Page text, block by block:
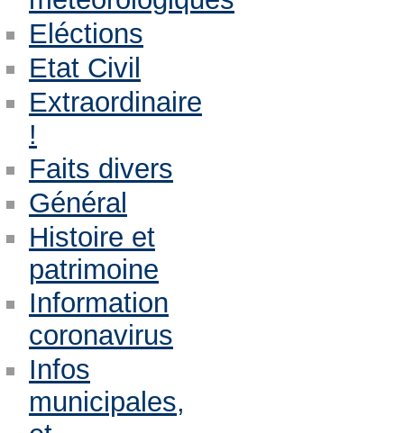
Eléctions
Etat Civil
Extraordinaire
!
Faits divers
Général
Histoire et
patrimoine
Information
coronavirus
Infos
municipales,